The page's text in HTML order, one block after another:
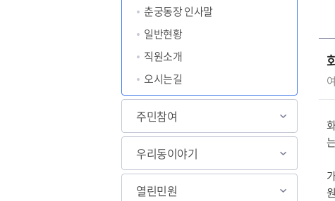
춘궁동장 인사말
일반현황
직원소개
오시는길
주민참여
우리동이야기
열린민원